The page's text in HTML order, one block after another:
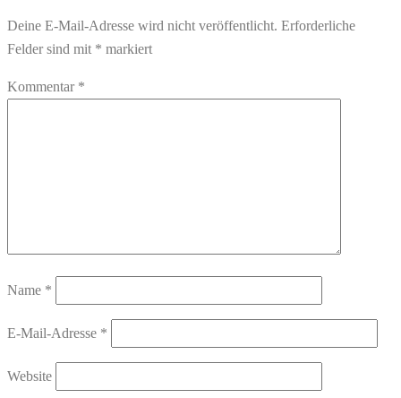
Deine E-Mail-Adresse wird nicht veröffentlicht. Erforderliche
Felder sind mit * markiert
Kommentar *
Name *
E-Mail-Adresse *
Website